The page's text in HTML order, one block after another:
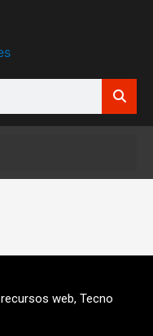
recursos web, Tecno